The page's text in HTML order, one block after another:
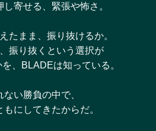
寄せる、緊張や怖さ。
たまま、振り抜けるか。
振り抜くという選択が
、BLADEは知っている。
ない勝負の中で、
にしてきたからだ。